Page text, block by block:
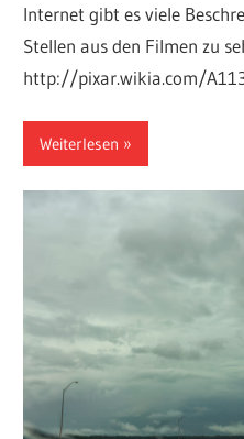
Internet gibt es viele
Stellen aus den Filmen zu
http://pixar.wikia.com/
Weiterlesen